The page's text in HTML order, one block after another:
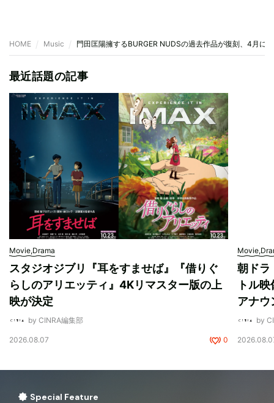
HOME Music 門田匡陽擁するBURGER NUDSの過去作品が復刻、4月に
最近話題の記事
Movie,Drama
スタジオジブリ『耳をすませば』『借りぐ
らしのアリエッティ』4Kリマスター版の上
映が決定
by CINRA編集部
2026.08.07 0
朝ドラ
トル
アナウ
by
Special Feature